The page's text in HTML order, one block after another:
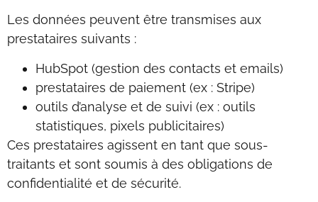
Les données peuvent être transmises aux
prestataires suivants :
HubSpot (gestion des contacts et emails)
prestataires de paiement (ex : Stripe)
outils d’analyse et de suivi (ex : outils
statistiques, pixels publicitaires)
Ces prestataires agissent en tant que sous-
traitants et sont soumis à des obligations de
confidentialité et de sécurité.